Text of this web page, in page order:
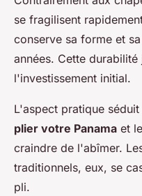
se fragilisent
conserve sa forme et
années. Cette
l'investissement initial.
L'aspect pratique
plier votre Panama et
craindre de l'abîmer.
traditionnels, eux, se
pli.